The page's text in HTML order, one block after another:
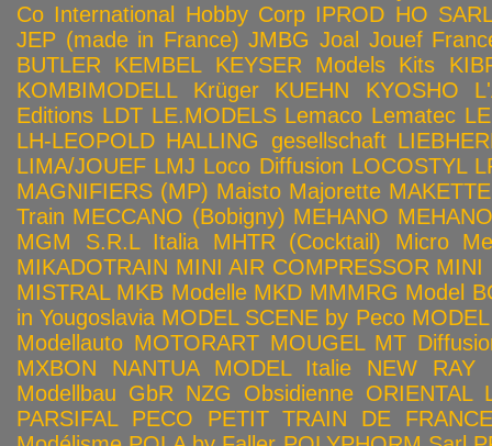
Co International Hobby Corp IPROD HO
JEP (made in France) JMBG Joal Jouef
BUTLER
KEMBEL KEYSER Models Kits
KOMBIMODELL
Krüger KUEHN KYOSHO
Editions LDT LE.MODELS Lemaco Lematec
LH-LEOPOLD HALLING gesellschaft
LIMA/JOUEF LMJ Loco Diffusion LOCOSTYL
MAGNIFIERS (MP) Maisto Majorette MAKETTE
Train MECCANO (Bobigny) MEHANO
MGM S.R.L Italia
MHTR (Cocktail)
Micro
MIKADOTRAIN MINI AIR COMPRESSOR MINI
MISTRAL MKB Modelle MKD MMMRG Model
in Yougoslavia MODEL SCENE by Peco
Modellauto MOTORART MOUGEL MT
MXBON
NANTUA MODEL Italie NEW RAY
Modellbau GbR NZG Obsidienne ORIENTAL
PARSIFAL
PECO
PETIT TRAIN DE FRANCE